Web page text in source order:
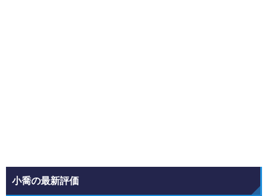
小喬の最新評価